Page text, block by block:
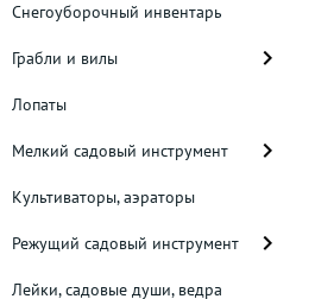
Снегоуборочный инвентарь
Грабли и вилы
Лопаты
Мелкий садовый инструмент
Культиваторы, аэраторы
Режущий садовый инструмент
Лейки, садовые души, ведра